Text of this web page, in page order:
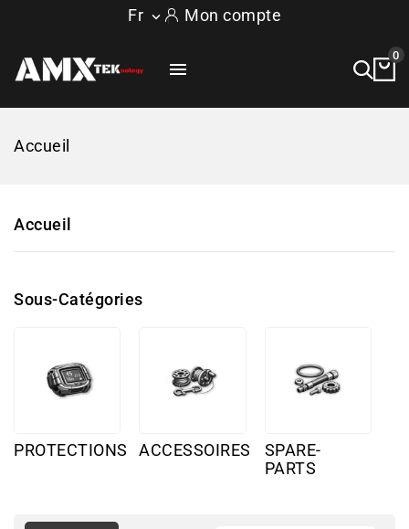
Fr  Mon compte

0
Accueil
Accueil
Sous-Catégories
PROTECTIONS ACCESSOIRES
SPARE-
PARTS